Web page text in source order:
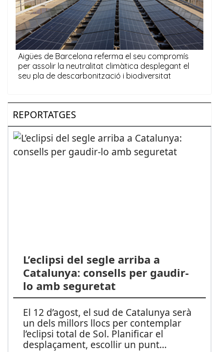
REPORTATGES
L’eclipsi del segle arriba a
Catalunya: consells per gaudir-
lo amb seguretat
El 12 d’agost, el sud de Catalunya serà
un dels millors llocs per contemplar
l’eclipsi total de Sol. Planificar el
desplaçament, escollir un punt...